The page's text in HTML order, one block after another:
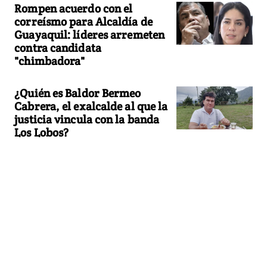
Rompen acuerdo con el
correísmo para Alcaldía de
Guayaquil: líderes arremeten
contra candidata
"chimbadora"
¿Quién es Baldor Bermeo
Cabrera, el exalcalde al que la
justicia vincula con la banda
Los Lobos?